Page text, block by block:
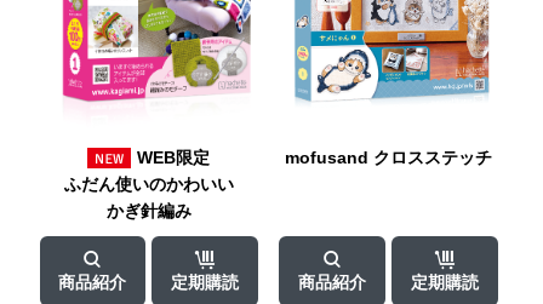
WEB限定
ふだん使いのかわいい
かぎ針編み
商品紹介 定期購読
mofusand クロスステッチ
商品紹介 定期購読